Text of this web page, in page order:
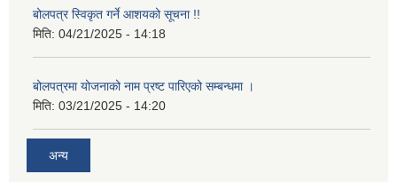
बोलपत्र स्विकृत गर्ने आशयको सूचना !!
मिति: 04/21/2025 - 14:18
बोलपत्रमा योजनाको नाम प्रष्ट पारिएको सम्बन्धमा ।
मिति: 03/21/2025 - 14:20
अन्य